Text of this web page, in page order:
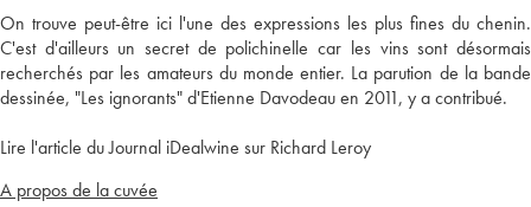
On trouve peut-être ici l'une des expressions les plus fines du chenin.
C'est d'ailleurs un secret de polichinelle car les vins sont désormais
recherchés par les amateurs du monde entier. La parution de la bande
dessinée, "Les ignorants" d'Etienne Davodeau en 2011, y a contribué.
Lire l'article du Journal iDealwine sur Richard Leroy
A propos de la cuvée